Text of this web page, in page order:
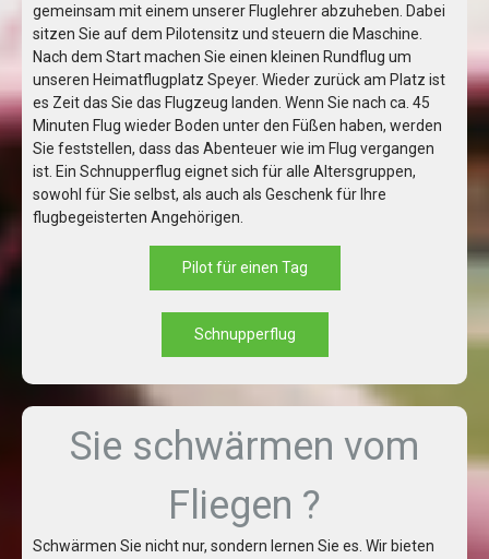
gemeinsam mit einem unserer Fluglehrer abzuheben. Dabei
sitzen Sie auf dem Pilotensitz und steuern die Maschine.
Nach dem Start machen Sie einen kleinen Rundflug um
unseren Heimatflugplatz Speyer. Wieder zurück am Platz ist
es Zeit das Sie das Flugzeug landen. Wenn Sie nach ca. 45
Minuten Flug wieder Boden unter den Füßen haben, werden
Sie feststellen, dass das Abenteuer wie im Flug vergangen
ist. Ein Schnupperflug eignet sich für alle Altersgruppen,
sowohl für Sie selbst, als auch als Geschenk für Ihre
flugbegeisterten Angehörigen.
Pilot für einen Tag
Schnupperflug
Sie schwärmen vom
Fliegen ?
Schwärmen Sie nicht nur, sondern lernen Sie es. Wir bieten